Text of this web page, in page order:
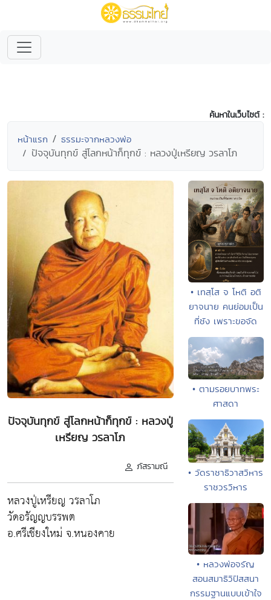
ค้นหาในเว็บไซต์ :
หน้าแรก ธรรมะจากหลวงพ่อ
ปัจจุบันทุกข์ สู่โลกหน้าก็ทุกข์ : หลวงปู่เหรียญ วรลาโภ
ปัจจุบันทุกข์ สู่โลกหน้าก็ทุกข์ : หลวงปู่
เหรียญ วรลาโภ
ภัสรามณี
หลวงปู่เหรียญ วรลาโภ
วัดอรัญญบรรพต
อ.ศรีเชียงใหม่ จ.หนองคาย
• เทสฺโส จ โหติ อติ
ยาจนาย คนย่อมเป็น
ที่ชัง เพราะขอจัด
• ตามรอยบาทพระ
ศาสดา
• วัดราชาธิวาสวิหาร
ราชวรวิหาร
• หลวงพ่อจรัญ
สอนสมาธิวิปัสสนา
กรรมฐานแบบเข้าใจ